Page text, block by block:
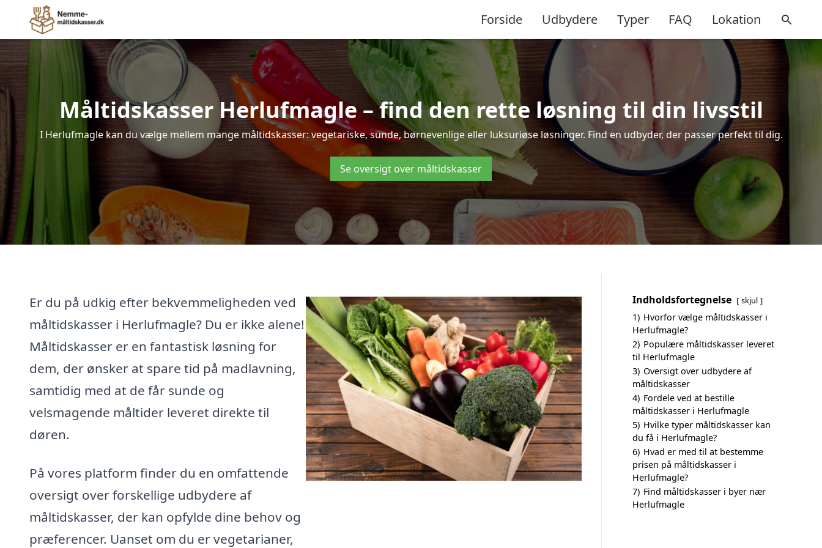
Forside Udbydere Typer FAQ Lokation
Måltidskasser Herlufmagle – find den rette løsning til din livsstil
I Herlufmagle kan du vælge mellem mange måltidskasser: vegetariske, sunde, børnevenlige eller luksuriøse løsninger. Find en udbyder, der passer perfekt til dig.
Se oversigt over måltidskasser
Er du på udkig efter bekvemmeligheden ved
måltidskasser i Herlufmagle? Du er ikke alene!
Måltidskasser er en fantastisk løsning for
dem, der ønsker at spare tid på madlavning,
samtidig med at de får sunde og
velsmagende måltider leveret direkte til
døren.
På vores platform finder du en omfattende
oversigt over forskellige udbydere af
måltidskasser, der kan opfylde dine behov og
præferencer. Uanset om du er vegetarianer,
Indholdsfortegnelse skjul
1) Hvorfor vælge måltidskasser i
Herlufmagle?
2) Populære måltidskasser leveret
til Herlufmagle
3) Oversigt over udbydere af
måltidskasser
4) Fordele ved at bestille
måltidskasser i Herlufmagle
5) Hvilke typer måltidskasser kan
du få i Herlufmagle?
6) Hvad er med til at bestemme
prisen på måltidskasser i
Herlufmagle?
7) Find måltidskasser i byer nær
Herlufmagle